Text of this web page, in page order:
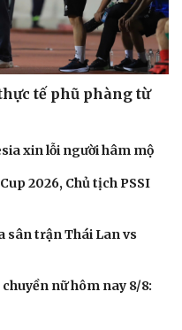
Đọc truyện đêm khuya
Cửa sổ tình yêu
Kể chuyện cho bé
Hạt giống tâm hồn
tế phũ phàng từ
xin lỗi người hâm mộ
2026, Chủ tịch PSSI
sân trận Thái Lan vs
nữ hôm nay 8/8: